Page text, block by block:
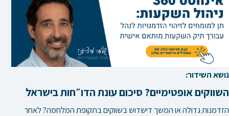
נושא השידור:
השווקים אופטימיים? סיכום עונת הדו״חות בישראל
הזדמנות גדולה או המשך דישדוש בשווקים בתקופת המלחמה? לאחר